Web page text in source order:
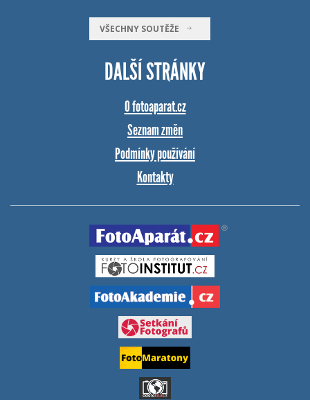
VŠECHNY SOUTĚŽE
DALŠÍ STRÁNKY
O fotoaparat.cz
Seznam změn
Podmínky používání
Kontakty